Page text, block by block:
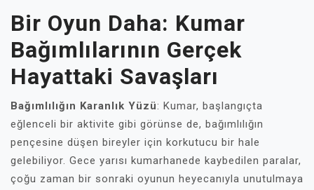
Bir Oyun Daha: Kumar
Bağımlılarının Gerçek
Hayattaki Savaşları
Bağımlılığın Karanlık Yüzü: Kumar, başlangıçta
eğlenceli bir aktivite gibi görünse de, bağımlılığın
pençesine düşen bireyler için korkutucu bir hale
gelebiliyor. Gece yarısı kumarhanede kaybedilen paralar,
çoğu zaman bir sonraki oyunun heyecanıyla unutulmaya